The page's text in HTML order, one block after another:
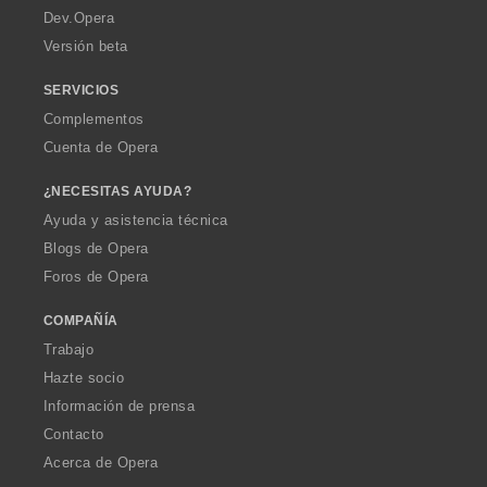
a
Dev.Opera
Versión beta
SERVICIOS
Complementos
Cuenta de Opera
¿NECESITAS AYUDA?
Ayuda y asistencia técnica
Blogs de Opera
Foros de Opera
COMPAÑÍA
Trabajo
Hazte socio
Información de prensa
Contacto
Acerca de Opera